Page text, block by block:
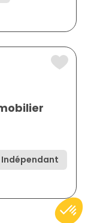
Indépendant